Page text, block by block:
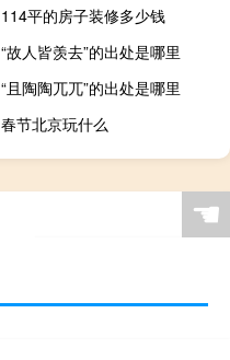
114平的房子装修多少钱
“故人皆羡去”的出处是哪里
“且陶陶兀兀”的出处是哪里
春节北京玩什么
☚